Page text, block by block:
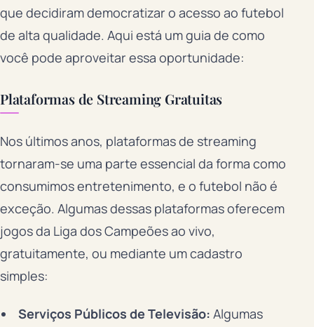
que decidiram democratizar o acesso ao futebol
de alta qualidade. Aqui está um guia de como
você pode aproveitar essa oportunidade:
Plataformas de Streaming Gratuitas
Nos últimos anos, plataformas de streaming
tornaram-se uma parte essencial da forma como
consumimos entretenimento, e o futebol não é
exceção. Algumas dessas plataformas oferecem
jogos da Liga dos Campeões ao vivo,
gratuitamente, ou mediante um cadastro
simples:
Serviços Públicos de Televisão: Algumas